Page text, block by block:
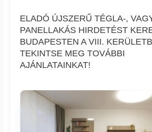
ELADÓ ÚJSZERŰ TÉGLA-,
PANELLAKÁS HIRDETÉST
BUDAPESTEN A VIII.
TEKINTSE MEG TOVÁBBI
AJÁNLATAINKAT!